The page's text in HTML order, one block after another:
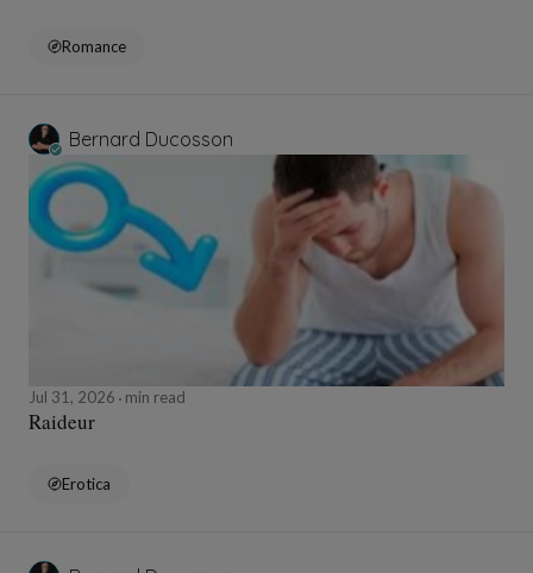
Romance
Bernard Ducosson
Jul 31, 2026 min read
Raideur
Erotica